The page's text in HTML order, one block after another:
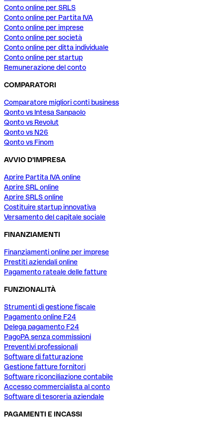
Conto online per SRLS
Conto online per Partita IVA
Conto online per imprese
Conto online per società
Conto online per ditta individuale
Conto online per startup
Remunerazione del conto
COMPARATORI
Comparatore migliori conti business
Qonto vs Intesa Sanpaolo
Qonto vs Revolut
Qonto vs N26
Qonto vs Finom
AVVIO D'IMPRESA
Aprire Partita IVA online
Aprire SRL online
Aprire SRLS online
Costituire startup innovativa
Versamento del capitale sociale
FINANZIAMENTI
Finanziamenti online per imprese
Prestiti aziendali online
Pagamento rateale delle fatture
FUNZIONALITÀ
Strumenti di gestione fiscale
Pagamento online F24
Delega pagamento F24
PagoPA senza commissioni
Preventivi professionali
Software di fatturazione
Gestione fatture fornitori
Software riconciliazione contabile
Accesso commercialista al conto
Software di tesoreria aziendale
PAGAMENTI E INCASSI